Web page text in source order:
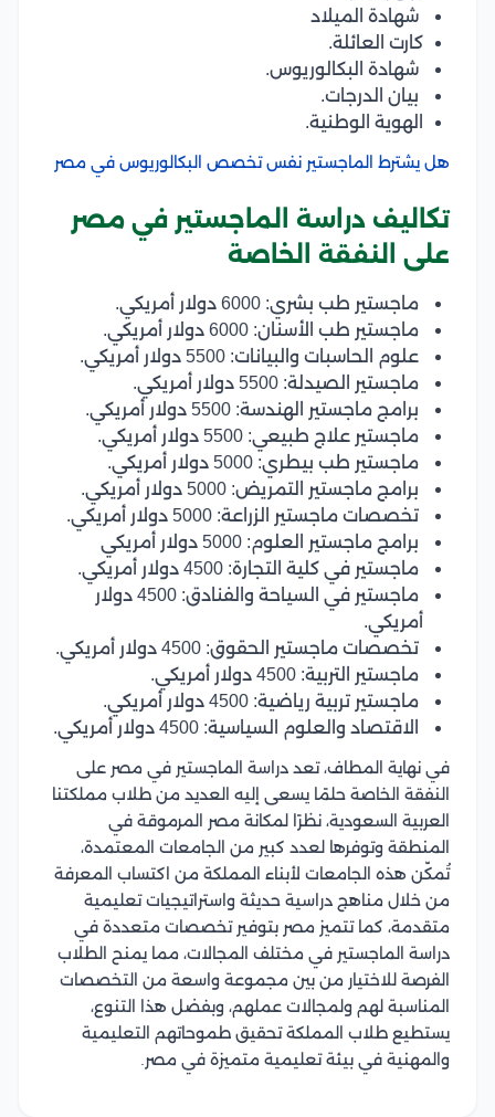
شهادة الميلاد
كارت العائلة.
شهادة البكالوريوس.
بيان الدرجات.
الهوية الوطنية.
هل يشترط الماجستير نفس تخصص البكالوريوس في مصر
تكاليف دراسة الماجستير في مصر
على النفقة الخاصة
ماجستير طب بشري: 6000 دولار أمريكي.
ماجستير طب الأسنان: 6000 دولار أمريكي.
علوم الحاسبات والبيانات: 5500 دولار أمريكي.
ماجستير الصيدلة: 5500 دولار أمريكي.
برامج ماجستير الهندسة: 5500 دولار أمريكي.
ماجستير علاج طبيعي: 5500 دولار أمريكي.
ماجستير طب بيطري: 5000 دولار أمريكي.
برامج ماجستير التمريض: 5000 دولار أمريكي.
تخصصات ماجستير الزراعة: 5000 دولار أمريكي.
برامج ماجستير العلوم: 5000 دولار أمريكي
ماجستير في كلية التجارة: 4500 دولار أمريكي.
ماجستير في السياحة والفنادق: 4500 دولار
أمريكي.
تخصصات ماجستير الحقوق: 4500 دولار أمريكي.
ماجستير التربية: 4500 دولار أمريكي.
ماجستير تربية رياضية: 4500 دولار أمريكي.
الاقتصاد والعلوم السياسية: 4500 دولار أمريكي.
في نهاية المطاف، تعد دراسة الماجستير في مصر على
النفقة الخاصة حلمًا يسعى إليه العديد من طلاب مملكتنا
العربية السعودية، نظرًا لمكانة مصر المرموقة في
المنطقة وتوفرها لعدد كبير من الجامعات المعتمدة،
تُمكّن هذه الجامعات لأبناء المملكة من اكتساب المعرفة
من خلال مناهج دراسية حديثة واستراتيجيات تعليمية
متقدمة، كما تتميز مصر بتوفير تخصصات متعددة في
دراسة الماجستير في مختلف المجالات، مما يمنح الطلاب
الفرصة للاختيار من بين مجموعة واسعة من التخصصات
المناسبة لهم ولمجالات عملهم، وبفضل هذا التنوع،
يستطيع طلاب المملكة تحقيق طموحاتهم التعليمية
والمهنية في بيئة تعليمية متميزة في مصر.